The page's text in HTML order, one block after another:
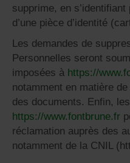
supprime, en
d’une pièce d’identité
Les demandes de
Personnelles seront
imposées à https://
notamment en matière
des documents. Enfin,
https://www.fontbrune.fr
réclamation auprès des
notamment de la CNIL